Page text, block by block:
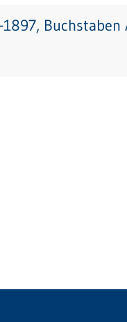
Buchstaben